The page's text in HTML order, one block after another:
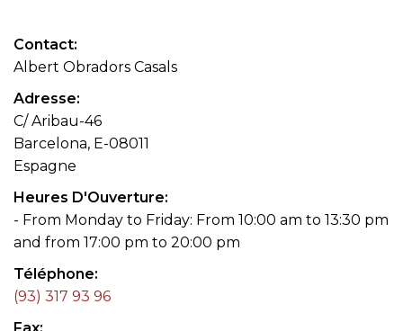
Contact
Albert Obradors Casals
Adresse
C/ Aribau-46
Barcelona, E-08011
Espagne
Heures D'Ouverture
- From Monday to Friday: From 10:00 am to 13:30 pm
and from 17:00 pm to 20:00 pm
Téléphone
(93) 317 93 96